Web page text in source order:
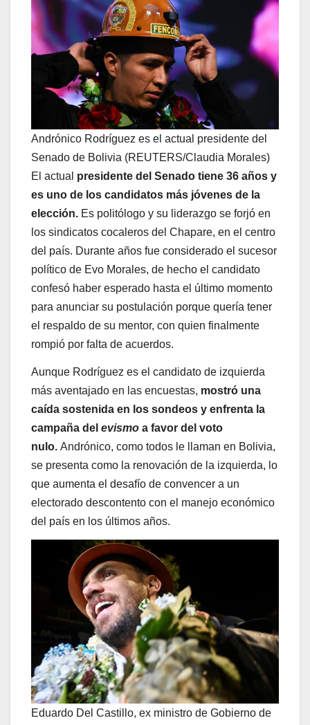
Andrónico Rodríguez es el actual presidente del
Senado de Bolivia (REUTERS/Claudia Morales)
El actual presidente del Senado tiene 36 años y
es uno de los candidatos más jóvenes de la
elección. Es politólogo y su liderazgo se forjó en
los sindicatos cocaleros del Chapare, en el centro
del país. Durante años fue considerado el sucesor
político de Evo Morales, de hecho el candidato
confesó haber esperado hasta el último momento
para anunciar su postulación porque quería tener
el respaldo de su mentor, con quien finalmente
rompió por falta de acuerdos.
Aunque Rodríguez es el candidato de izquierda
más aventajado en las encuestas, mostró una
caída sostenida en los sondeos y enfrenta la
campaña del evismo a favor del voto
nulo. Andrónico, como todos le llaman en Bolivia,
se presenta como la renovación de la izquierda, lo
que aumenta el desafío de convencer a un
electorado descontento con el manejo económico
del país en los últimos años.
Eduardo Del Castillo, ex ministro de Gobierno de